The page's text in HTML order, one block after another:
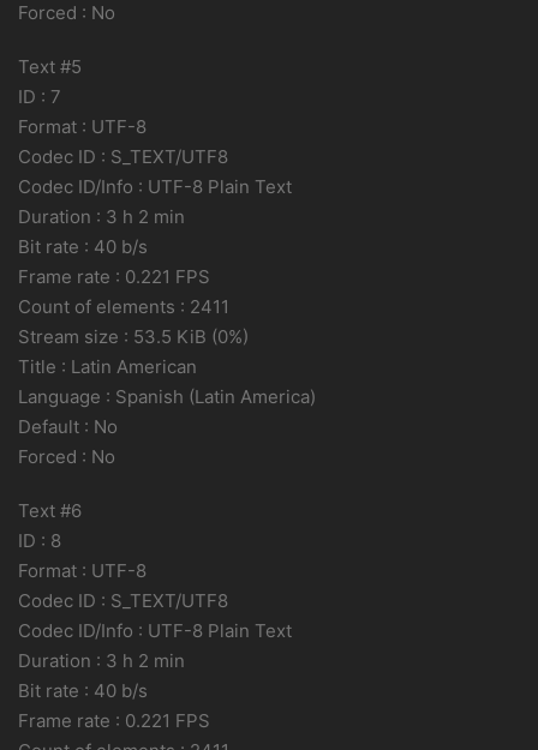
Forced : No
Text #5
ID : 7
Format : UTF-8
Codec ID : S_TEXT/UTF8
Codec ID/Info : UTF-8 Plain Text
Duration : 3 h 2 min
Bit rate : 40 b/s
Frame rate : 0.221 FPS
Count of elements : 2411
Stream size : 53.5 KiB (0%)
Title : Latin American
Language : Spanish (Latin America)
Default : No
Forced : No
Text #6
ID : 8
Format : UTF-8
Codec ID : S_TEXT/UTF8
Codec ID/Info : UTF-8 Plain Text
Duration : 3 h 2 min
Bit rate : 40 b/s
Frame rate : 0.221 FPS